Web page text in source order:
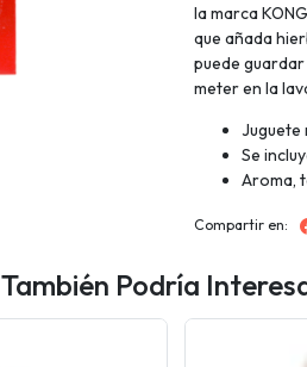
la marca
que añada
puede
meter en la
Juguete
Se
Aroma,
Compartir en:
También Podría